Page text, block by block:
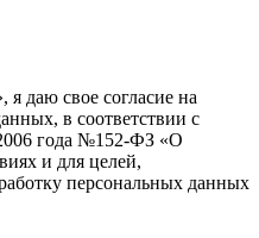
даю свое согласие на
в соответствии с
года №152-ФЗ «О
и для целей,
персональных данных